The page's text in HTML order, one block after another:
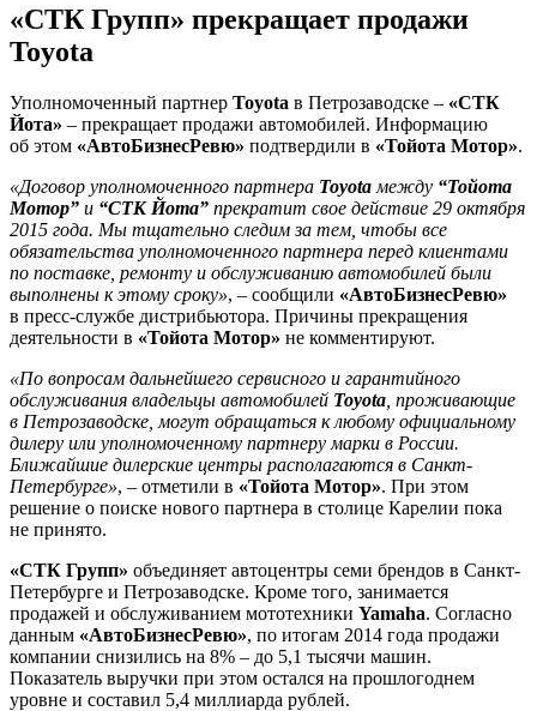
«СТК Групп» прекращает продажи
Toyota
Уполномоченный партнер Toyota в Петрозаводске – «СТК
Йота» – прекращает продажи автомобилей. Информацию
об этом «АвтоБизнесРевю» подтвердили в «Тойота Мотор».
«Договор уполномоченного партнера Toyota между “Тойота
Мотор” и “СТК Йота” прекратит свое действие 29 октября
2015 года. Мы тщательно следим за тем, чтобы все
обязательства уполномоченного партнера перед клиентами
по поставке, ремонту и обслуживанию автомобилей были
выполнены к этому сроку», – сообщили «АвтоБизнесРевю»
в пресс-службе дистрибьютора. Причины прекращения
деятельности в «Тойота Мотор» не комментируют.
«По вопросам дальнейшего сервисного и гарантийного
обслуживания владельцы автомобилей Toyota , проживающие
в Петрозаводске, могут обращаться к любому официальному
дилеру или уполномоченному партнеру марки в России.
Ближайшие дилерские центры располагаются в Санкт-
Петербурге», – отметили в «Тойота Мотор». При этом
решение о поиске нового партнера в столице Карелии пока
не принято.
«СТК Групп» объединяет автоцентры семи брендов в Санкт-
Петербурге и Петрозаводске. Кроме того, занимается
продажей и обслуживанием мототехники Yamaha. Согласно
данным «АвтоБизнесРевю», по итогам 2014 года продажи
компании снизились на 8% – до 5,1 тысячи машин.
Показатель выручки при этом остался на прошлогоднем
уровне и составил 5,4 миллиарда рублей.